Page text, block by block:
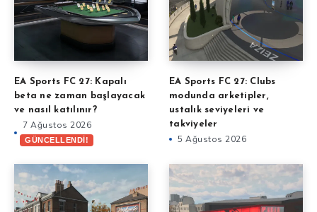
EA Sports FC 27: Kapalı
beta ne zaman başlayacak
ve nasıl katılınır?
7 Ağustos 2026
GÜNCELLENDİ!
EA Sports FC 27: Clubs
modunda arketipler,
ustalık seviyeleri ve
takviyeler
5 Ağustos 2026